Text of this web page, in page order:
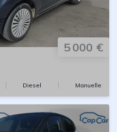
5 000 €
Diesel Manuelle